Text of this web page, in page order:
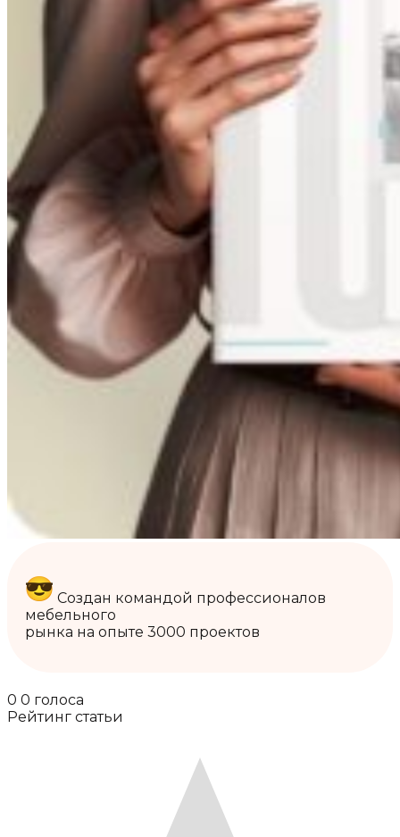
Создан командой профессионалов
мебельного
рынка на опыте 3000 проектов
0 0 голоса
Рейтинг статьи